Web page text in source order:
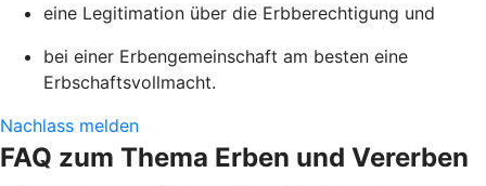
eine Legitimation über die Erbberechtigung und
bei einer Erbengemeinschaft am besten eine
Erbschaftsvollmacht.
Nachlass melden
FAQ zum Thema Erben und Vererben